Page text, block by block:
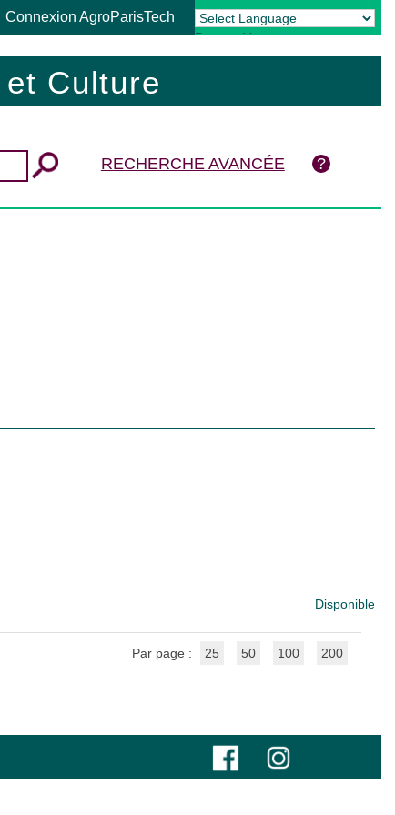
Connexion AgroParisTech
Powered by Translate
Culture
RECHERCHE AVANCÉE
Disponible
Par page : 25 50 100 200